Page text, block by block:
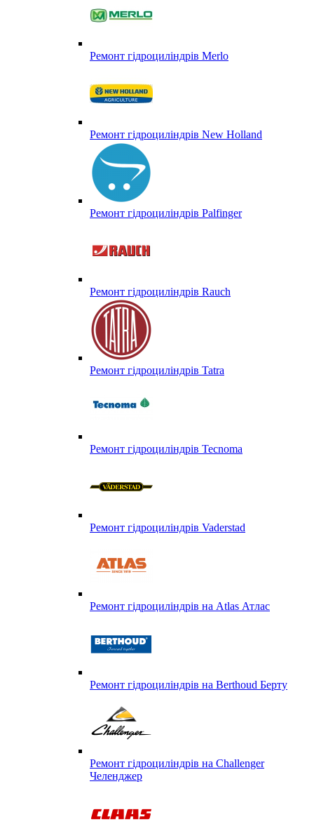
Ремонт гідроциліндрів Merlo
Ремонт гідроциліндрів New Holland
Ремонт гідроциліндрів Palfinger
Ремонт гідроциліндрів Rauch
Ремонт гідроциліндрів Tatra
Ремонт гідроциліндрів Tecnoma
Ремонт гідроциліндрів Vaderstad
Ремонт гідроциліндрів на Atlas Атлас
Ремонт гідроциліндрів на Berthoud Берту
Ремонт гідроциліндрів на Challenger
Челенджер